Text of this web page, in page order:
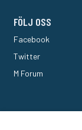
FÖLJ OSS
Facebook
Twitter
M Forum